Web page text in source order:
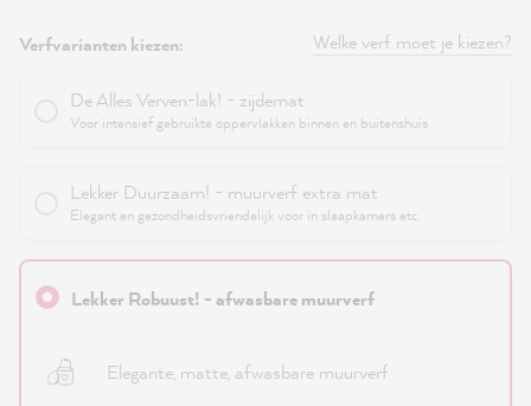
Verfvarianten kiezen: Welke verf moet je kiezen?
De Alles Verven-lak! - zijdemat
Voor intensief gebruikte oppervlakken binnen en buitenshuis
Lekker Duurzaam! - muurverf extra mat
Elegant en gezondheidsvriendelijk voor in slaapkamers etc.
Lekker Robuust! - afwasbare muurverf
Elegante, matte, afwasbare muurverf